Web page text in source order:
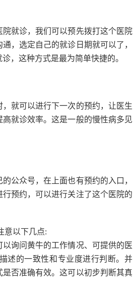
就诊，我们可以预先拨打这个医院
，选定自己的就诊日期就可以了，
，这种方式是最为简单快捷的。
就可以进行下一次的预约，让医生
就诊效率。这是一般的慢性病多见
公众号，在上面也有预约的入口，
预约，可以进行关注了这个医院的
意以下几点:
以询问黄牛的工作情况、可提供的医
述的一致性和专业度进行判断。并
否准确有效。这可以初步判断其真